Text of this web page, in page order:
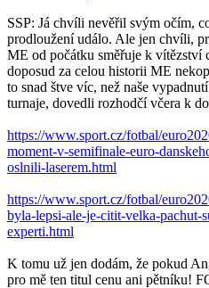
SSP: Já chvíli nevěřil svým očím,
prodloužení událo. Ale jen chvíli,
ME od počátku směřuje k vítězství
doposud za celou historii ME
to snad štve víc, než naše
turnaje, dovedli rozhodčí včera k
https://www.sport.cz/fotbal/
moment-v-semifinale-euro-
oslnili-laserem.html
https://www.sport.cz/fotbal/
byla-lepsi-ale-je-citit-velka-pachut-
experti.html
K tomu už jen dodám, že pokud
pro mě ten titul cenu ani pětníku!